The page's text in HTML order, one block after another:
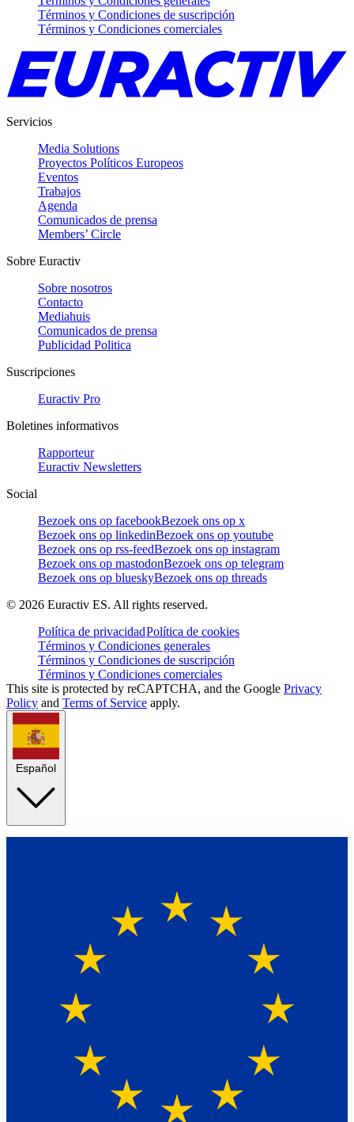
Términos y Condiciones de suscripción
Términos y Condiciones comerciales
Servicios
Media Solutions
Proyectos Políticos Europeos
Eventos
Trabajos
Agenda
Comunicados de prensa
Members’ Circle
Sobre Euractiv
Sobre nosotros
Contacto
Mediahuis
Comunicados de prensa
Publicidad Politica
Suscripciones
Euractiv Pro
Boletines informativos
Rapporteur
Euractiv Newsletters
Social
Bezoek ons op facebookBezoek ons op x
Bezoek ons op linkedinBezoek ons op youtube
Bezoek ons op rss-feedBezoek ons op instagram
Bezoek ons op mastodonBezoek ons op telegram
Bezoek ons op blueskyBezoek ons op threads
© 2026 Euractiv ES. All rights reserved.
Política de privacidadPolítica de cookies
Términos y Condiciones generales
Términos y Condiciones de suscripción
Términos y Condiciones comerciales
This site is protected by reCAPTCHA, and the Google Privacy
Policy and Terms of Service apply.
Español